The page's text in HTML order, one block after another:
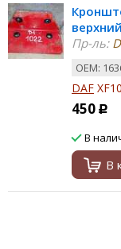
Пр-ль:
ОЕМ:
DAF
450 Р
В
В